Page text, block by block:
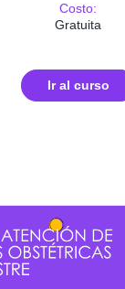
Costo:
Gratuita
Ir al curso